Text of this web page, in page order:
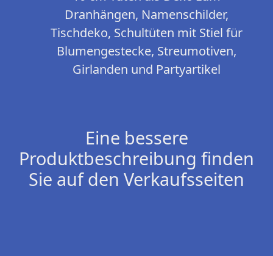
Dranhängen, Namenschilder,
Tischdeko, Schultüten mit Stiel für
Blumengestecke, Streumotiven,
Girlanden und Partyartikel
Eine bessere
Produktbeschreibung finden
Sie auf den Verkaufsseiten